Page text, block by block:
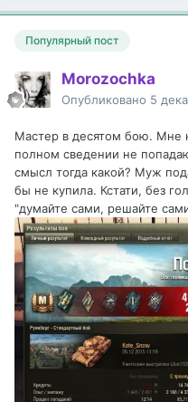
Популярный пост
Morozochka
Опубликовано 5
Мастер в десятом бою. Мне
полном сведении не
смысл тогда какой? Муж
бы не купила. Кстати, без
"думайте сами, решайте